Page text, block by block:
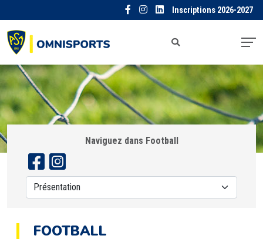
Inscriptions 2026-2027
Naviguez dans Football
FOOTBALL